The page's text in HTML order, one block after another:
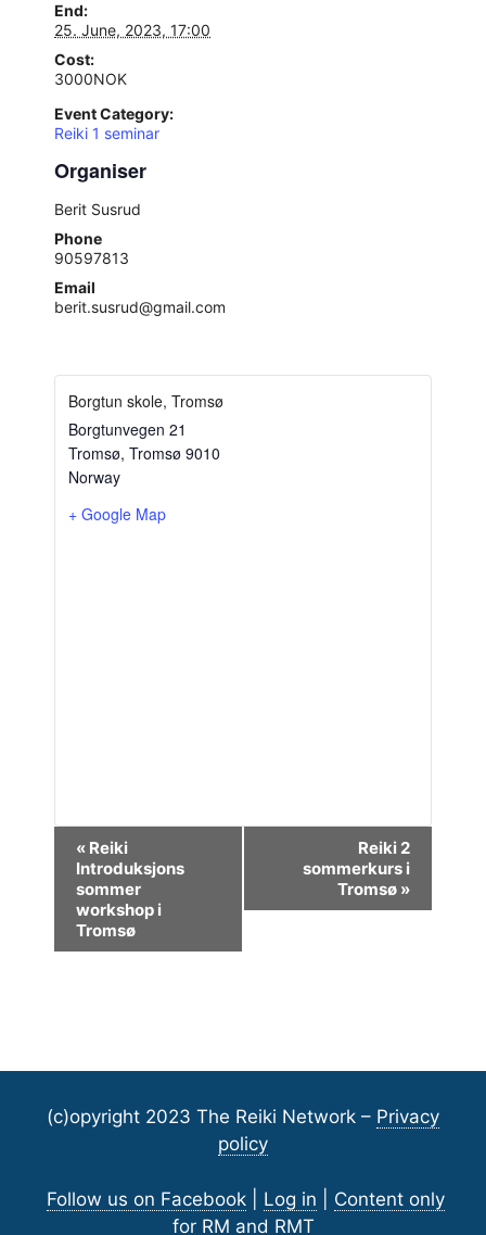
End:
25. June, 2023, 17:00
Cost:
3000NOK
Event Category:
Reiki 1 seminar
Organiser
Berit Susrud
Phone
90597813
Email
berit.susrud@gmail.com
Borgtun skole, Tromsø
Borgtunvegen 21
Tromsø, Tromsø 9010
Norway
+ Google Map
n
a
v
a
« Reiki
Introduksjons
sommer
workshop i
Tromsø
Reiki 2
sommerkurs i
Tromsø »
(c)opyright 2023 The Reiki Network – Privacy
policy
Follow us on Facebook Log in
Content only
for RM and RMT